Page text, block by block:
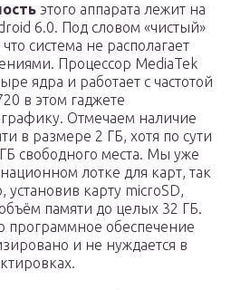
этого аппарата лежит на
6.0. Под словом «чистый»
система не располагает
Процессор MediaTek
ядра и работает с частотой
в этом гаджете
Отмечаем наличие
в размере 2 ГБ, хотя по сути
свободного места. Мы уже
лотке для карт, так
установив карту microSD,
памяти до целых 32 ГБ.
программное обеспечение
и не нуждается в